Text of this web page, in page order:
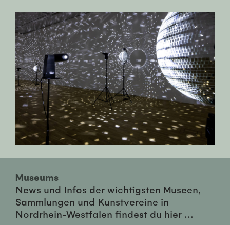
Museums
News und Infos der wichtigsten Museen,
Sammlungen und Kunstvereine in
Nordrhein-Westfalen findest du hier ...